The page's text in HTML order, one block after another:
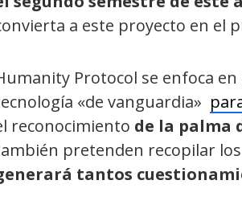
a este proyecto en el
Protocol se enfoca
«de vanguardia»
reconocimiento de la palma
pretenden recopilar
tantos